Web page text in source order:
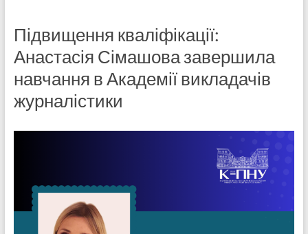
Підвищення кваліфікації:
Анастасія Сімашова завершила
навчання в Академії викладачів
журналістики